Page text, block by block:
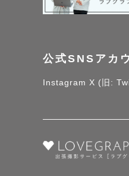
公式SNSアカ
Instagram X (旧: